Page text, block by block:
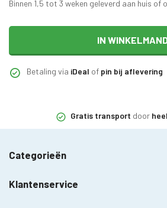
Binnen 1,5 tot 3 weken geleverd aan huis of
IN
Betaling via iDeal of pin bij aflevering
Gratis transport door
Categorieën
Klantenservice